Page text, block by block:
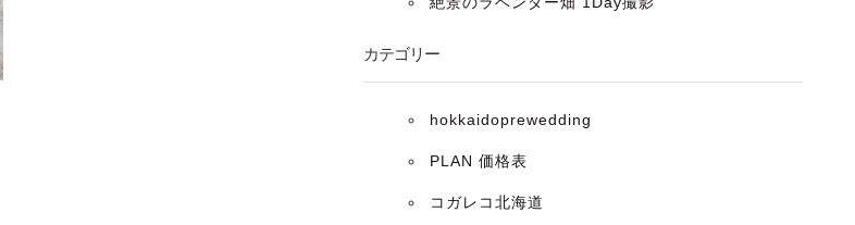
カテゴリー
hokkaidoprewedding
PLAN 価格表
コガレコ北海道